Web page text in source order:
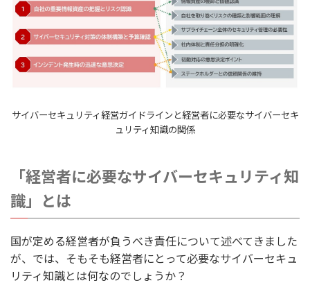
サイバーセキュリティ経営ガイドラインと経営者に必要なサイバーセキ
ュリティ知識の関係
「経営者に必要なサイバーセキュリティ知
識」とは
国が定める経営者が負うべき責任について述べてきました
が、では、そもそも経営者にとって必要なサイバーセキュ
リティ知識とは何なのでしょうか？